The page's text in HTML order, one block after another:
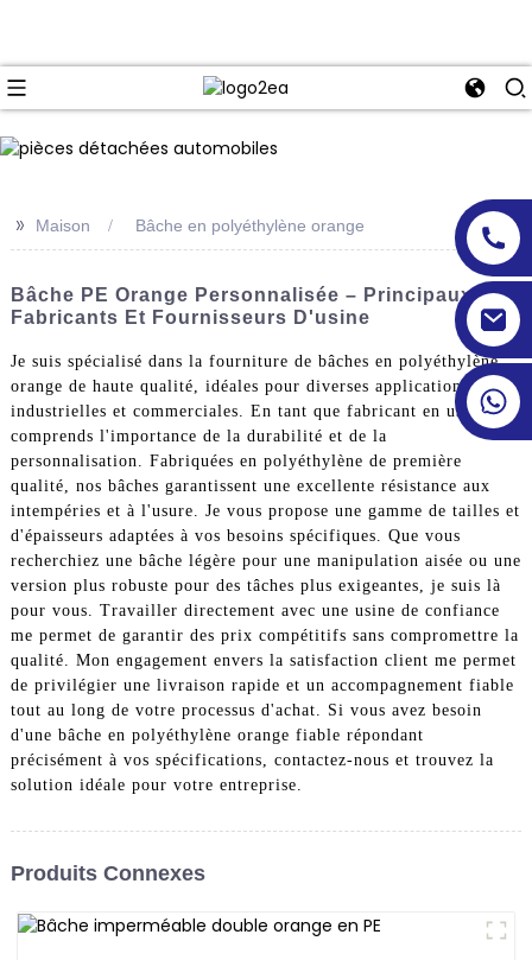
>> Maison Bâche en polyéthylène orange
Bâche PE Orange Personnalisée – Principaux
Fabricants Et Fournisseurs D'usine
Je suis spécialisé dans la fourniture de bâches en polyéthylène
orange de haute qualité, idéales pour diverses applications
industrielles et commerciales. En tant que fabricant en usine, je
comprends l'importance de la durabilité et de la
personnalisation. Fabriquées en polyéthylène de première
qualité, nos bâches garantissent une excellente résistance aux
intempéries et à l'usure. Je vous propose une gamme de tailles et
d'épaisseurs adaptées à vos besoins spécifiques. Que vous
recherchiez une bâche légère pour une manipulation aisée ou une
version plus robuste pour des tâches plus exigeantes, je suis là
pour vous. Travailler directement avec une usine de confiance
me permet de garantir des prix compétitifs sans compromettre la
qualité. Mon engagement envers la satisfaction client me permet
de privilégier une livraison rapide et un accompagnement fiable
tout au long de votre processus d'achat. Si vous avez besoin
d'une bâche en polyéthylène orange fiable répondant
précisément à vos spécifications, contactez-nous et trouvez la
solution idéale pour votre entreprise.
Produits Connexes